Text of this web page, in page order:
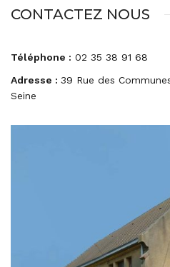
CONTACTEZ NOUS
Téléphone : 02 35 38 91 68
Adresse : 39 Rue des
Seine